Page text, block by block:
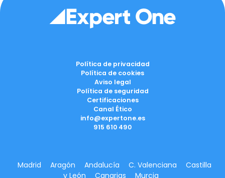
Política de privacidad
Política de cookies
Aviso legal
Política de seguridad
Certificaciones
Canal Ético
info@expertone.es
915 610 490
Madrid Aragón Andalucía C. Valenciana
Castilla
y León
Canarias Murcia